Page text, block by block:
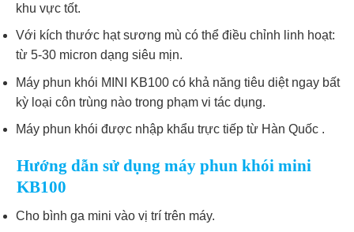
khu vực tốt.
Với kích thước hạt sương mù có thể điều chỉnh linh hoạt:
từ 5-30 micron dạng siêu mịn.
Máy phun khói MINI KB100 có khả năng tiêu diệt ngay bất
kỳ loại côn trùng nào trong phạm vi tác dụng.
Máy phun khói được nhập khẩu trực tiếp từ Hàn Quốc .
Hướng dẫn sử dụng máy phun khói mini
KB100
Cho bình ga mini vào vị trí trên máy.